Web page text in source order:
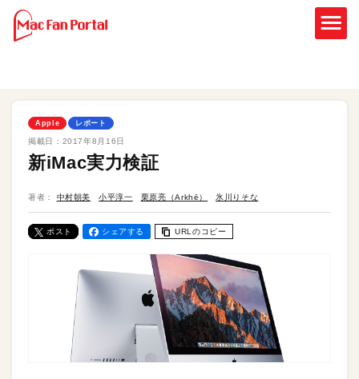
Apple レポート
掲載日： 2017年8月16日
新iMac実力検証
著者： 中村朝美 小平淳一 栗原亮（Arkhē） 氷川りそな
ポスト シェアする URLのコピー